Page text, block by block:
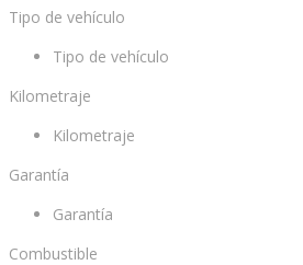
Tipo de vehículo
Tipo de vehículo
Kilometraje
Kilometraje
Garantía
Garantía
Combustible